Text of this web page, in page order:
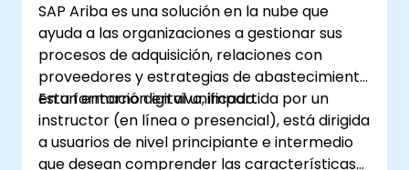
SAP Ariba es una solución en la nube que
ayuda a las organizaciones a gestionar sus
procesos de adquisición, relaciones con
proveedores y estrategias de abastecimiento
en un entorno digital unificado.
Esta formación en vivo, impartida por un
instructor (en línea o presencial), está dirigida
a usuarios de nivel principiante e intermedio
que desean comprender las características